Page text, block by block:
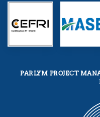
PARLYM PROJECT